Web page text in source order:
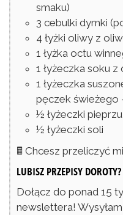
smaku)
3 cebulki dymki
4 łyżki oliwy z
1 łyżka octu
1 łyżeczka soku z
1 łyżeczka
pęczek świeżego
½ łyżeczki pieprzu
½ łyżeczki soli
🖩 Chcesz przeliczyć
LUBISZ PRZEPISY DOROTY?
Dołącz do ponad 15 tysięcy osób zapisanych do
newslettera!